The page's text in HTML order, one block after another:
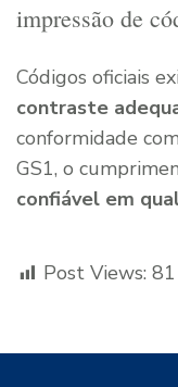
impressão de
Códigos oficiais
contraste
conformidade
GS1, o
confiável em
Post Views: 81